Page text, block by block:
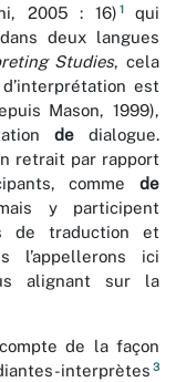
2005 : 16) 1qui
deux langues
Studies, cela
est
Mason, 1999),
de dialogue.
retrait par rapport
comme de
y participent
de traduction et
l’appellerons ici
alignant sur la
de la façon
interprètes 3